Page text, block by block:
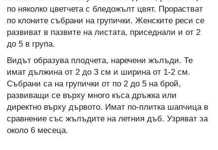
по няколко цветчета с бледожълт цвят. Прорастват
по клоните събрани на групички. Женските реси се
развиват в пазвите на листата, приседнали и от 2
до 5 в група.
Видът образува плодчета, наречени жълъди. Те
имат дължина от 2 до 3 см и ширина от 1-2 см.
Събрани са на групички от по 2 до 5 на брой,
развиващи се върху много къса дръжка или
директно върху дървото. Имат по-плитка шапчица в
сравнение със жълъдите на летния дъб. Узряват за
около 6 месеца.